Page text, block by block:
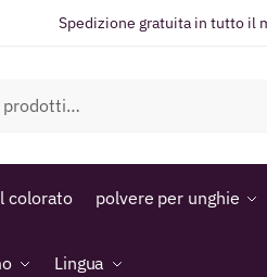
Spedizione gratuita in tutto il
colorato polvere per unghie
Lingua